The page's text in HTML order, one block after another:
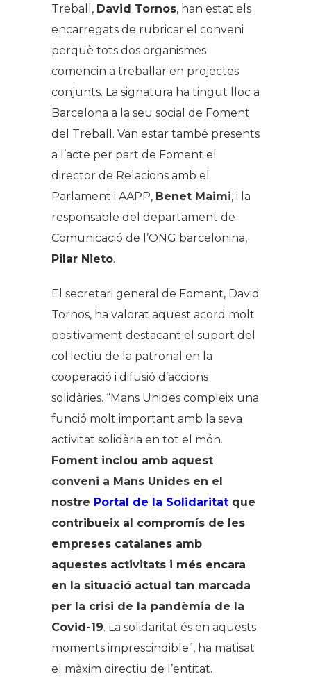
Treball, David Tornos, han estat els
encarregats de rubricar el conveni
perquè tots dos organismes
comencin a treballar en projectes
conjunts. La signatura ha tingut lloc a
Barcelona a la seu social de Foment
del Treball. Van estar també presents
a l’acte per part de Foment el
director de Relacions amb el
Parlament i AAPP, Benet Maimi, i la
responsable del departament de
Comunicació de l’ONG barcelonina,
Pilar Nieto.
El secretari general de Foment, David
Tornos, ha valorat aquest acord molt
positivament destacant el suport del
col·lectiu de la patronal en la
cooperació i difusió d’accions
solidàries. “Mans Unides compleix una
funció molt important amb la seva
activitat solidària en tot el món.
Foment inclou amb aquest
conveni a Mans Unides en el
nostre Portal de la Solidaritat que
contribueix al compromís de les
empreses catalanes amb
aquestes activitats i més encara
en la situació actual tan marcada
per la crisi de la pandèmia de la
Covid-19. La solidaritat és en aquests
moments imprescindible”, ha matisat
el màxim directiu de l’entitat.